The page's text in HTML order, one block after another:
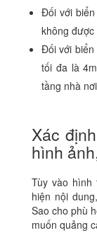
Đối với
không
Đối với biển
tối đa là
tầng nhà
Xác
hình
Tùy vào hình
hiện nội
Sao cho phù
muốn quảng